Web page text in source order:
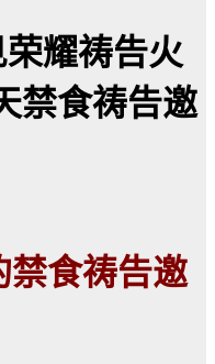
荣耀祷告火
禁食祷告邀
禁食祷告邀